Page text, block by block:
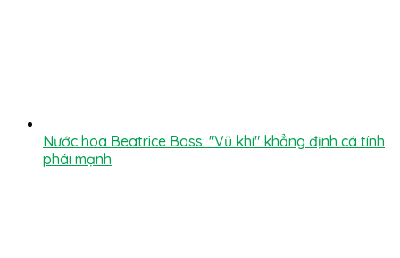
Nước hoa Beatrice Boss: "Vũ khí" khẳng định cá tính
phái mạnh